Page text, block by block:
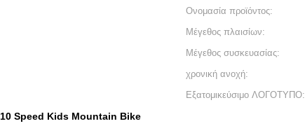
Ονομασία προϊόντος:
Μέγεθος πλαισίων:
Μέγεθος συσκευασίας:
χρονική ανοχή:
Εξατομικεύσιμο ΛΟΓΟΤΥΠΟ:
10 Speed ​​Kids Mountain Bike